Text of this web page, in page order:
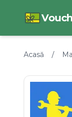
Acasă /